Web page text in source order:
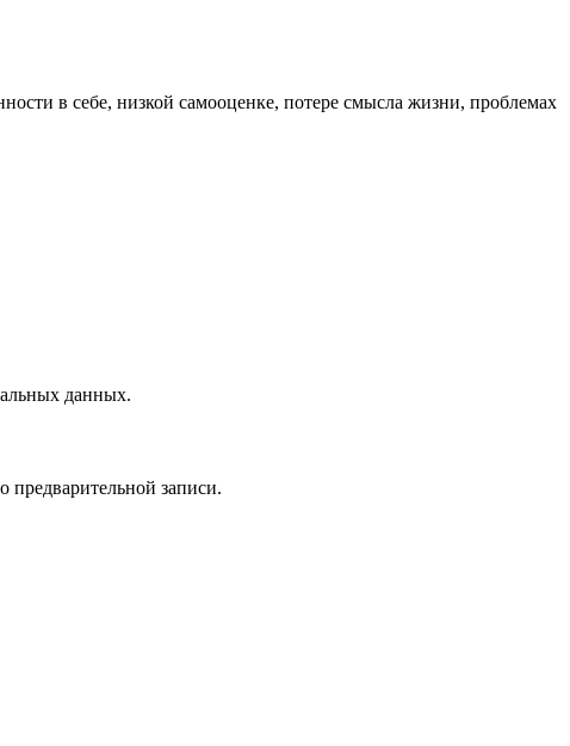
в себе, низкой самооценке, потере смысла жизни, проблемах
данных.
записи.